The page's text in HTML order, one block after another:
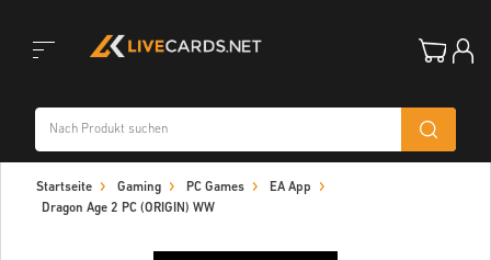
navigation
Startseite Gaming PC Games
EA App
Dragon Age 2 PC (ORIGIN) WW